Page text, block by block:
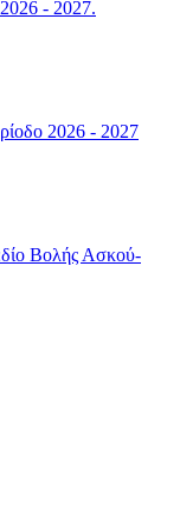
- 2027.
2026 - 2027
Βολής Ασκού-